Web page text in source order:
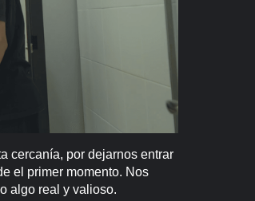
cercanía, por dejarnos entrar
el primer momento. Nos
algo real y valioso.